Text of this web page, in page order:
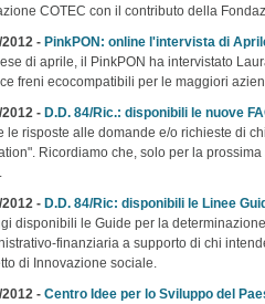
COTEC con il contributo della
- PinkPON: online l'intervista di
di aprile, il PinkPON ha intervistato
freni ecocompatibili per le maggiori
- D.D. 84/Ric.: disponibili le nuove
le risposte alle domande e/o richieste di
Ricordiamo che, solo per la
- D.D. 84/Ric: disponibili le Linee
disponibili le Guide per la
finanziaria a supporto di chi
di Innovazione sociale.
- Centro Idee per lo Sviluppo del